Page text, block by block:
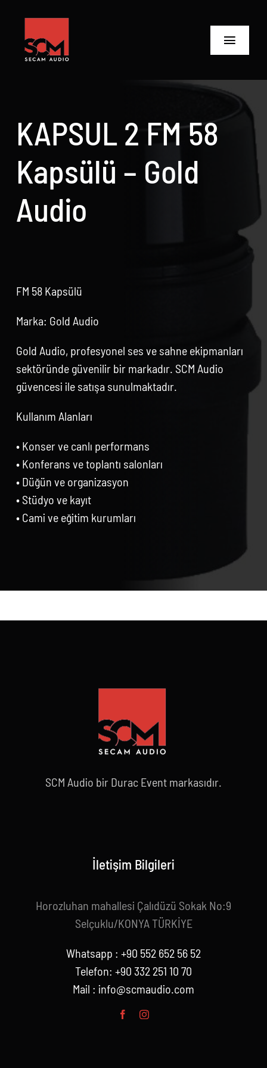
content
Toggle
Biz Kimiz
Neler Yaptık
Neler Yapıyoruz?
KAPSUL 2 FM 58
Kapsülü – Gold
Audio
FM 58 Kapsülü
Marka: Gold Audio
Gold Audio, profesyonel ses ve sahne ekipmanları
sektöründe güvenilir bir markadır. SCM Audio
güvencesi ile satışa sunulmaktadır.
Kullanım Alanları
• Konser ve canlı performans
• Konferans ve toplantı salonları
• Düğün ve organizasyon
• Stüdyo ve kayıt
• Cami ve eğitim kurumları
SCM Audio bir Durac Event markasıdır.
İletişim Bilgileri
Horozluhan mahallesi Çalıdüzü Sokak No:9
Selçuklu/KONYA TÜRKİYE
Whatsapp : +90 552 652 56 52
Telefon: +90 332 251 10 70
Mail : info@scmaudio.com